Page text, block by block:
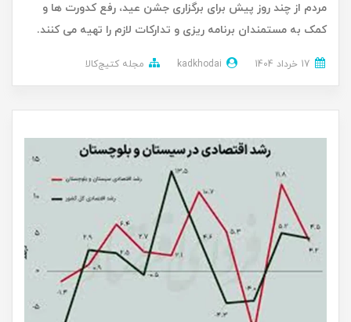
مردم از چند روز پیش برای برگزاری جشن عید، رفع کدورت ها و
کمک به مستمندان برنامه ریزی و تدارکات لازم را تهیه می کنند.
kadkhodai مجله کتیج‌کالا